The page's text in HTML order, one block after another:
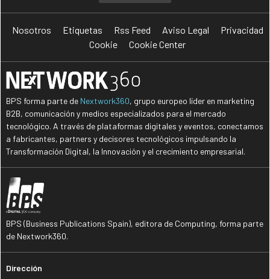
Nosotros Etiquetas Rss Feed Aviso Legal
Privacidad
Cookie
Cookie Center
BPS forma parte de Nextwork360, grupo europeo líder en marketing
B2B, comunicación y medios especializados para el mercado
tecnológico. A través de plataformas digitales y eventos, conectamos
a fabricantes, partners y decisores tecnológicos impulsando la
Transformación Digital, la Innovación y el crecimiento empresarial.
BPS (Business Publications Spain), editora de Computing, forma parte
de Nextwork360.
Dirección